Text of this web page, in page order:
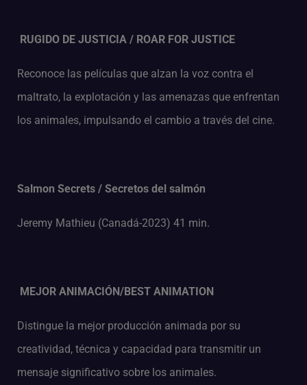
RUGIDO DE JUSTICIA / ROAR FOR JUSTICE
Reconoce las películas que alzan la voz contra el
maltrato, la explotación y las amenazas que enfrentan
los animales, impulsando el cambio a través del cine.
Salmon Secrets / Secretos del salmón
Jeremy Mathieu (Canadá-2023) 41 min.
MEJOR ANIMACIÓN/BEST ANIMATION
Distingue la mejor producción animada por su
creatividad, técnica y capacidad para transmitir un
mensaje significativo sobre los animales.